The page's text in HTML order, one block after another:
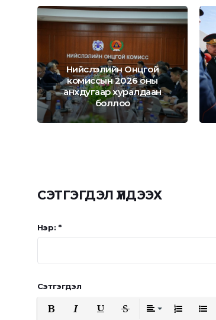
Нийслэлийн Онцгой
комиссын 2026 оны
анхдугаар хуралдаан
боллоо
СЭТГЭГДЭЛ ҮЛДЭЭХ
Нэр: *
Сэтгэгдэл